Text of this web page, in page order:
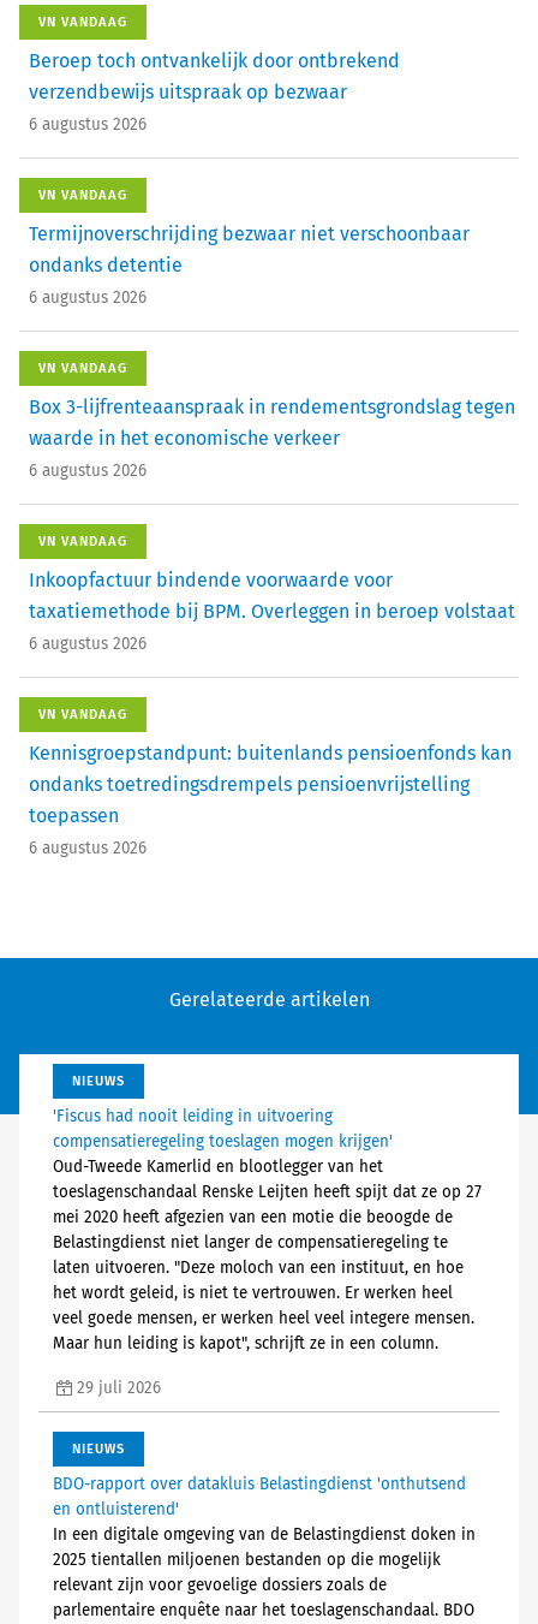
VN VANDAAG
Beroep toch ontvankelijk door ontbrekend
verzendbewijs uitspraak op bezwaar
6 augustus 2026
VN VANDAAG
Termijnoverschrijding bezwaar niet verschoonbaar
ondanks detentie
6 augustus 2026
VN VANDAAG
Box 3-lijfrenteaanspraak in rendementsgrondslag tegen
waarde in het economische verkeer
6 augustus 2026
VN VANDAAG
Inkoopfactuur bindende voorwaarde voor
taxatiemethode bij BPM. Overleggen in beroep volstaat
6 augustus 2026
VN VANDAAG
Kennisgroepstandpunt: buitenlands pensioenfonds kan
ondanks toetredingsdrempels pensioenvrijstelling
toepassen
6 augustus 2026
Gerelateerde artikelen
NIEUWS
'Fiscus had nooit leiding in uitvoering
compensatieregeling toeslagen mogen krijgen'
Oud-Tweede Kamerlid en blootlegger van het
toeslagenschandaal Renske Leijten heeft spijt dat ze op 27
mei 2020 heeft afgezien van een motie die beoogde de
Belastingdienst niet langer de compensatieregeling te
laten uitvoeren. "Deze moloch van een instituut, en hoe
het wordt geleid, is niet te vertrouwen. Er werken heel
veel goede mensen, er werken heel veel integere mensen.
Maar hun leiding is kapot", schrijft ze in een column.
29 juli 2026
NIEUWS
BDO-rapport over datakluis Belastingdienst 'onthutsend
en ontluisterend'
In een digitale omgeving van de Belastingdienst doken in
2025 tientallen miljoenen bestanden op die mogelijk
relevant zijn voor gevoelige dossiers zoals de
parlementaire enquête naar het toeslagenschandaal. BDO